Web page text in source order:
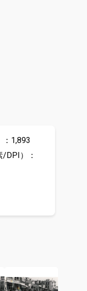
1,893
DPI）：